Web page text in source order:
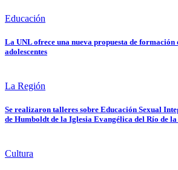
Educación
La UNL ofrece una nueva propuesta de formación
adolescentes
La Región
Se realizaron talleres sobre Educación Sexual
de Humboldt de la Iglesia Evangélica del Río de
Cultura